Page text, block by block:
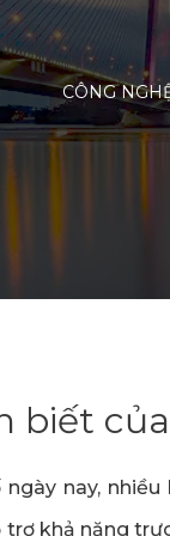
CÔNG
biết
nay,
trợ khả năng